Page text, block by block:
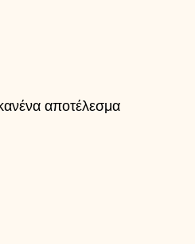
αποτέλεσμα